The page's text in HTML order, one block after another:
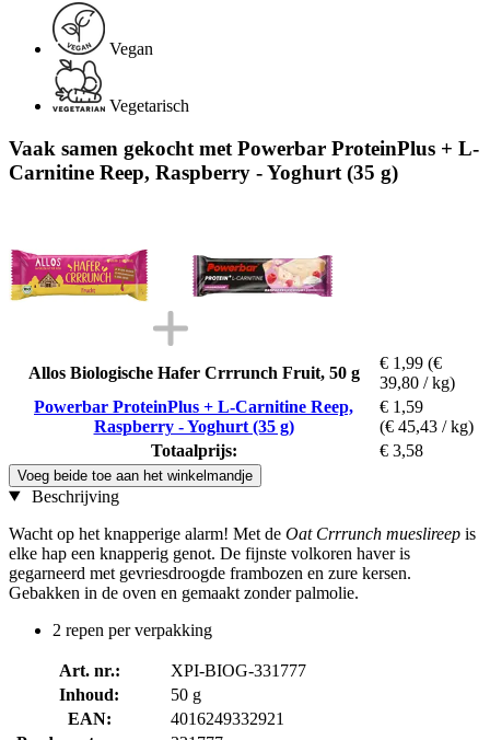
Vegan
Vegetarisch
Vaak samen gekocht met Powerbar ProteinPlus + L-
Carnitine Reep, Raspberry - Yoghurt (35 g)
Allos Biologische Hafer Crrrunch Fruit, 50 g
€ 1,99 (€
39,80 / kg)
Powerbar ProteinPlus + L-Carnitine Reep,
Raspberry - Yoghurt (35 g)
€ 1,59
(€ 45,43 / kg)
Totaalprijs:
€ 3,58
Voeg beide toe aan het winkelmandje
Beschrijving
Wacht op het knapperige alarm! Met de Oat Crrrunch mueslireep is
elke hap een knapperig genot. De fijnste volkoren haver is
gegarneerd met gevriesdroogde frambozen en zure kersen.
Gebakken in de oven en gemaakt zonder palmolie.
2 repen per verpakking
Art. nr.:
XPI-BIOG-331777
Inhoud:
50 g
EAN:
4016249332921